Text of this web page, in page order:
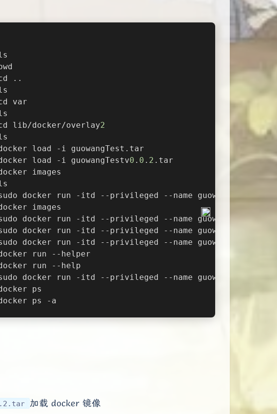
..
var
lib/docker/overlay2
load -i guowangTest.tar
load -i guowangTestv0 . 0 . 2 .tar
images
docker run -itd --privileged --name guowang -p
images
docker run -itd --privileged --name guowang -p
docker run -itd --privileged --name guowang -p
docker run -itd --privileged --name guowang -p
run --helper
run --help
docker run -itd --privileged --name guowang -p
ps
ps -a
加载 docker 镜像